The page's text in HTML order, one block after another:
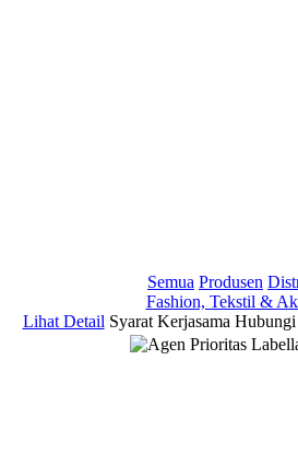
Semua Produsen
Fashion, Tekstil &
Lihat Detail Syarat Kerjasama